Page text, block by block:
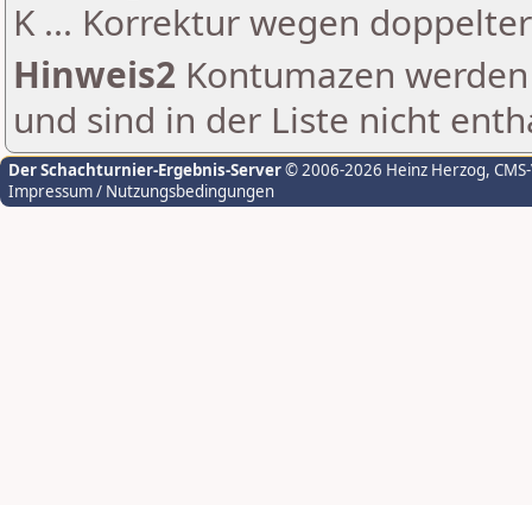
K ... Korrektur wegen
Hinweis2 Kontumazen
und sind in der Liste nicht
Der Schachturnier-Ergebnis-Server© 2006-2026 Heinz Herzog,
Impressum / Nutzungsbedingungen